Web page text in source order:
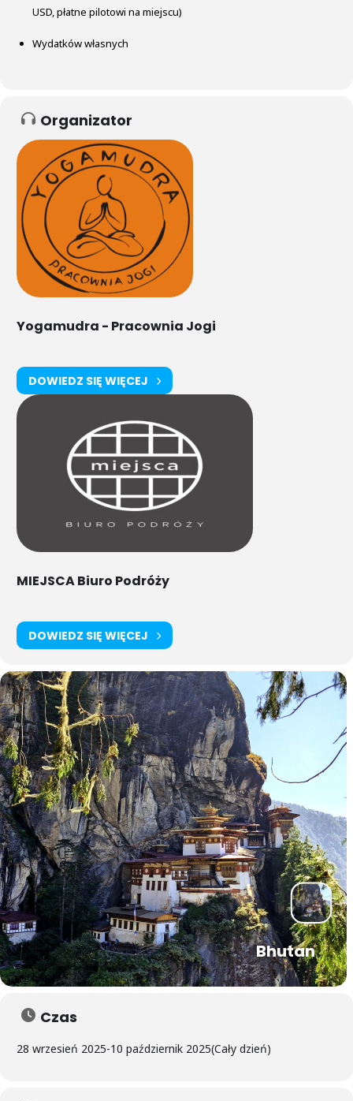
USD, płatne pilotowi na miejscu)
Wydatków własnych
Organizator
Yogamudra - Pracownia Jogi
DOWIEDZ SIĘ WIĘCEJ
MIEJSCA Biuro Podróży
DOWIEDZ SIĘ WIĘCEJ
Bhutan
Czas
28 wrzesień 2025-10 październik 2025(Cały dzień)